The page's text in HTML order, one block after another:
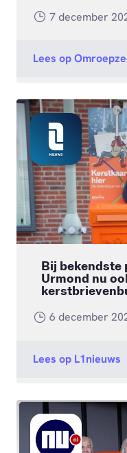
7 december
Lees op
Bij bekendste
Urmond nu
6 december
Lees op L1nieuws